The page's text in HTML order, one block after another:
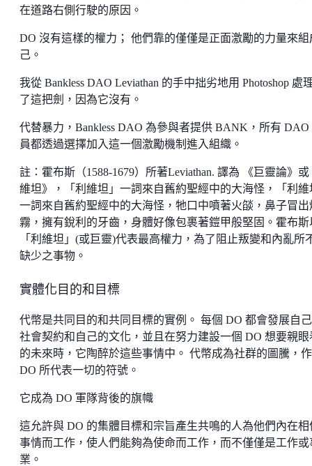
在道路右側行駛的原因。
DO 沒有這樣的權力； 他們靠的僅僅是正面激勵的力量來組
己。
我從 Bankless DAO Leviathan 的手中拙劣地用 Photoshop 處
了這把劍，因為它沒有。
代替暴力，Bankless DAO 為參與者提供 BANK，所有 DAO
員都透過選擇加入這一個激勵機制進入組織。
註：霍布斯（1588-1679）所著Leviathan. 譯為 《巨靈論》
維坦》，「利維坦」一詞來自舊約聖經中的大海怪，「利維
一詞來自舊約聖經中的大海怪，牠口中噴著火燄，鼻子冒出
霧，擁有銳利的牙齒，身體好像包裹著鎧甲般堅固。霍布斯
「利維坦」(或巨靈)代表最高權力，為了阻止叛變和內亂所
缺少之事物。
實體化目的和目標
代幣是共同目的和共同目標的實例。 每個 DO 都會發展自
社會契約和自己的文化，並且在努力建設一個 DO 想要親眼
的未來時，它陶醉於這些事情中。 代幣成為社群的圖騰，
DO 所代表一切的符號。
它成為 DO 軍隊背後的旗幟
這允許與 DO 的集體目標和宗旨產生共鳴的人為他們內在相
事情而工作，使人們能夠為使命而工作，而不僅僅是工作或
業。